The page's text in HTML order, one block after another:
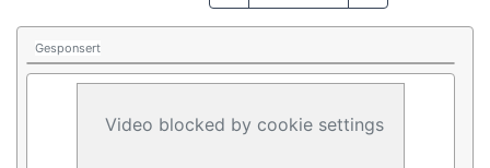
Gesponsert
Video blocked by cookie settings